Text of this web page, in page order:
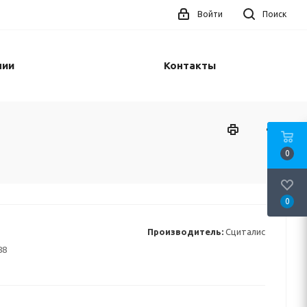
Поиск
Войти
Контакты
Производитель: Сциталис
0
0